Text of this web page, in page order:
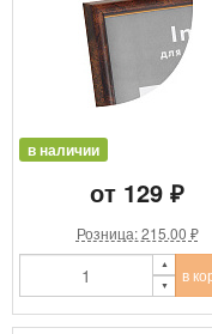
в наличии
от 129 ₽
Розница: 215.00 ₽
в